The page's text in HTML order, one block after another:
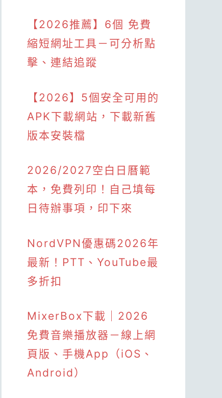
【2026推薦】6個 免費
縮短網址工具－可分析點
擊、連結追蹤
【2026】5個安全可用的
APK下載網站，下載新舊
版本安裝檔
2026/2027空白日曆範
本，免費列印！自己填每
日待辦事項，印下來
NordVPN優惠碼2026年
最新！PTT、YouTube最
多折扣
MixerBox下載｜2026
免費音樂播放器－線上網
頁版、手機App（iOS、
Android）